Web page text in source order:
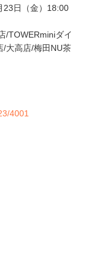
23日（金）18:00
/TOWERminiダイ
/大高店/梅田NU茶
4001